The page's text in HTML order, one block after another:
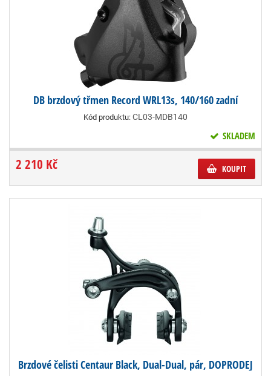
DB brzdový třmen Record WRL13s, 140/160 zadní
Kód produktu: CL03-MDB140
SKLADEM
2 210 Kč KOUPIT
Brzdové čelisti Centaur Black, Dual-Dual, pár, DOPRODEJ